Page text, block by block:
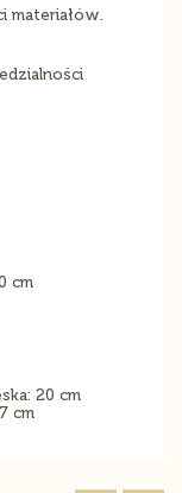
materiałów.
cm
20 cm
cm